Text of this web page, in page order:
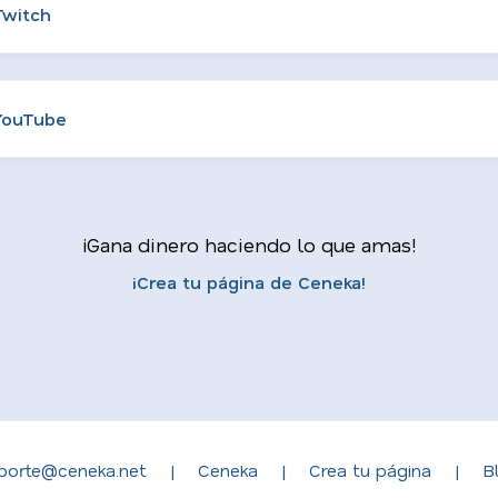
¡Gana dinero haciendo lo que amas!
¡Crea tu página de Ceneka!
| Ceneka | Crea tu página |